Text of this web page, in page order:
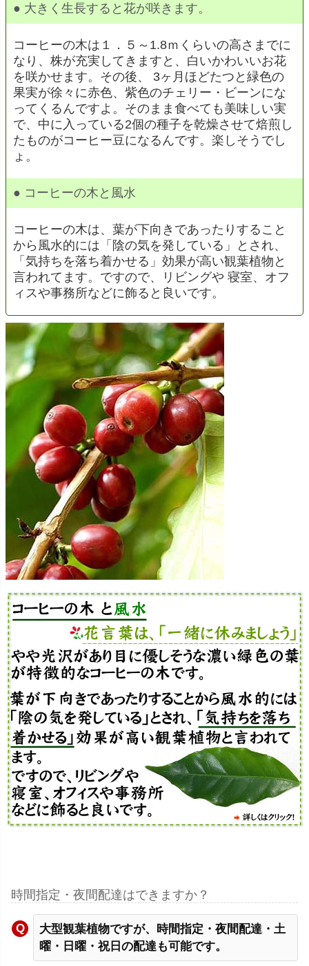
● 大きく生長すると花が咲きます。
コーヒーの木は１．５～1.8ｍくらいの高さまでに
なり、株が充実してきますと、白いかわいいお花
を咲かせます。その後、 3ヶ月ほどたつと緑色の
果実が徐々に赤色、紫色のチェリー・ビーンにな
ってくるんですよ。そのまま食べても美味しい実
で、中に入っている2個の種子を乾燥させて焙煎し
たものがコーヒー豆になるんです。楽しそうでし
ょ。
● コーヒーの木と風水
コーヒーの木は、葉が下向きであったりすること
から風水的には「陰の気を発している」とされ、
「気持ちを落ち着かせる」効果が高い観葉植物と
言われてます。ですので、リビングや 寝室、オフ
ィスや事務所などに飾ると良いです。
時間指定・夜間配達はできますか？
大型観葉植物ですが、時間指定・夜間配達・土
曜・日曜・祝日の配達も可能です。